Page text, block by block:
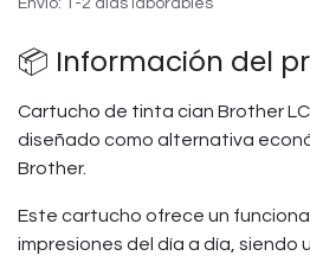
Envío: 1-2 días laborables
📦 Información del
Cartucho de tinta cian Brother
diseñado como alternativa
Brother.
Este cartucho ofrece un
impresiones del día a día, siendo